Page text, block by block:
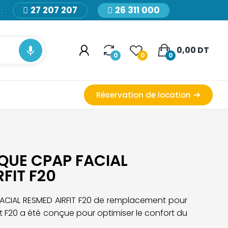
27 207 207 26 311 000
 0 0 0,00 DT
0
Réservation de location
CPAP FACIAL
F20
RESMED AIRFIT F20de remplacement pour
F20 a été conçue pour optimiser le confort du